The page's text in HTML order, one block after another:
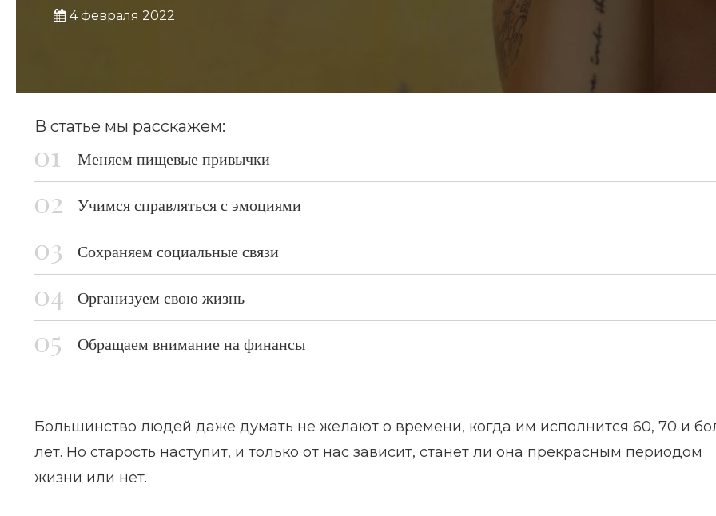
4 февраля 2022
В статье мы расскажем:
Меняем пищевые привычки
Учимся справляться с эмоциями
Сохраняем социальные связи
Организуем свою жизнь
Обращаем внимание на финансы
Большинство людей даже думать не желают о времени, когда им исполнится 60, 70 и
лет. Но старость наступит, и только от нас зависит, станет ли она прекрасным периодом
жизни или нет.